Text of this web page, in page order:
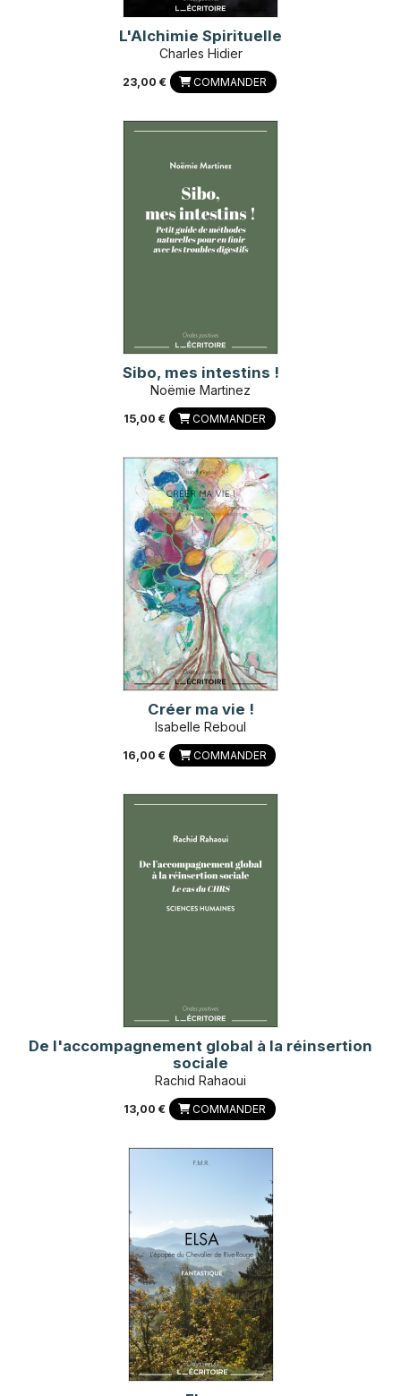
L'Alchimie Spirituelle
Charles Hidier
23,00 € COMMANDER
Sibo, mes intestins !
Noëmie Martinez
15,00 € COMMANDER
Créer ma vie !
Isabelle Reboul
16,00 € COMMANDER
De l'accompagnement global à la réinsertion
sociale
Rachid Rahaoui
13,00 € COMMANDER